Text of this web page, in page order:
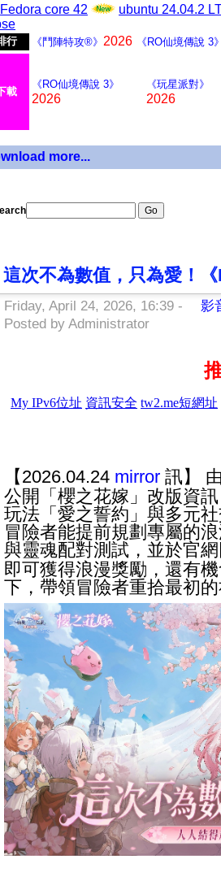
Fedora core 42
ubuntu 24.04.2
行 《鬥陣特攻®》 2026 《RO仙境傳說 3
載
《RO仙境傳說 3》
2026
《玩星派對》
2026
more...
這次不為數值，只為愛！
Friday, April 24, 2026, 16:39 -
影
Posted by Administrator
【2026.04.24 mirror 訊】
公開「櫻之花嫁」改版資
玩法「愛之誓約」與多元
冒險者能提前規劃專屬的
與靈魂配對測試，並於官
即可獲得浪漫獎勵，還有
下，帶領冒險者重拾最初